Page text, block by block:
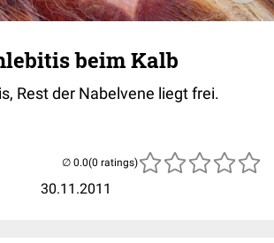
beim Kalb
Rest der Nabelvene liegt frei.
30.11.2011
(0 ratings)